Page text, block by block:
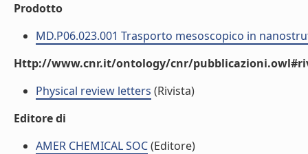
Prodotto
MD.P06.023.001 Trasporto mesoscopico in
Http://www.cnr.it/ontology/cnr/
Physical review letters (Rivista)
Editore di
AMER CHEMICAL SOC(Editore)